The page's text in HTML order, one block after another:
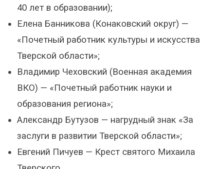
40 лет в образовании);
Елена Банникова (Конаковский округ) —
«Почетный работник культуры и искусства
Тверской области»;
Владимир Чеховский (Военная академия
ВКО) — «Почетный работник науки и
образования региона»;
Александр Бутузов — нагрудный знак «За
заслуги в развитии Тверской области»;
Евгений Пичуев — Крест святого Михаила